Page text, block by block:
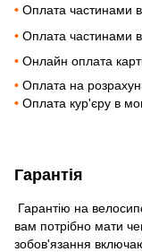
• Оплата частинами
• Оплата частинами
• Онлайн оплата
• Оплата на
• Оплата кур'єру в
Гарантія
Гарантію на
вам потрібно мати
зобов'язання